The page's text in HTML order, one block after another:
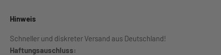
Hinweis
Schneller und diskreter Versand aus Deutschland!
Haftungsauschluss: